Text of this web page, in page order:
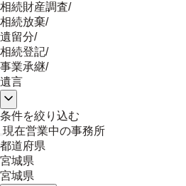
相続財産調査/
相続放棄/
遺留分/
相続登記/
事業承継/
遺言
条件を絞り込む
現在営業中の事務所
都道府県
宮城県
宮城県